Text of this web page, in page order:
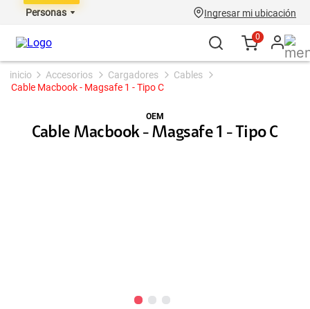
Personas Ingresar mi ubicación
0
accesorios cargadores
cables
Cable Macbook - Magsafe 1 - Tipo C
OEM
Cable Macbook - Magsafe 1 - Tipo C